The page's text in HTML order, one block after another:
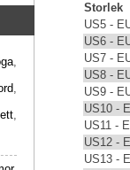
Storlek
US5 -
US6 -
US7 -
US8 -
US9 -
US10 -
US11 -
US12 -
US13 -
,
,
,